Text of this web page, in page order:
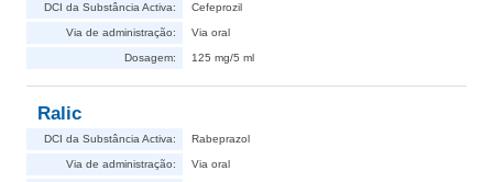
DCI da Substância Activa: Cefeprozil
Via de administração: Via oral
Dosagem: 125 mg/5 ml
Ralic
DCI da Substância Activa: Rabeprazol
Via de administração: Via oral